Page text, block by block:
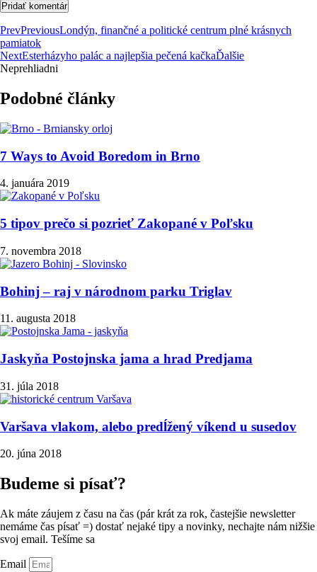
PrevPreviousLondýn, finančné a politické centrum plné krásnych
pamiatok
NextEsterházyho palác a najlepšia pečená kačkaĎalšie
Neprehliadni
Podobné články
7 Ways to Avoid Boredom in Brno
4. januára 2019
5 tipov prečo si pozrieť Zakopané v Poľsku
7. novembra 2018
Bohinj – raj v národnom parku Triglav
11. augusta 2018
Jaskyňa Postojnska jama a hrad Predjama
31. júla 2018
Varšava vlakom, alebo predĺžený víkend u susedov
20. júna 2018
Budeme si písať?
Ak máte záujem z času na čas (pár krát za rok, častejšie newsletter
nemáme čas písať =) dostať nejaké tipy a novinky, nechajte nám nižšie
svoj email. Tešíme sa
Email